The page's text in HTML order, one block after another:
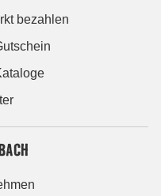
bezahlen